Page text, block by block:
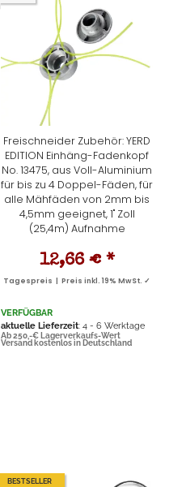
Freischneider Zubehör: YERD
EDITION Einhäng-Fadenkopf
No. 13475, aus Voll-Aluminium
für bis zu 4 Doppel-Fäden, für
alle Mähfäden von 2mm bis
4,5mm geeignet, 1" Zoll
(25,4m) Aufnahme
12,66 € *
Tagespreis | Preis inkl. 19% MwSt. ✓
VERFÜGBAR
aktuelle Lieferzeit: 4 - 6 Werktage
Ab 250,-€ Lagerverkaufs-Wert
Versand kostenlos in Deutschland
BESTSELLER